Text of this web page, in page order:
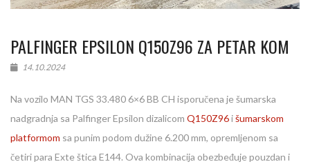
PALFINGER EPSILON Q150Z96 ZA PETAR KOM
14.10.2024
Na vozilo MAN TGS 33.480 6×6 BB CH isporučena je šumarska
nadgradnja sa Palfinger Epsilon dizalicom Q150Z96išumarskom
platformom sa punim podom dužine 6.200 mm, opremljenom sa
četiri para Exte štica E144. Ova kombinacija obezbeđuje pouzdan i